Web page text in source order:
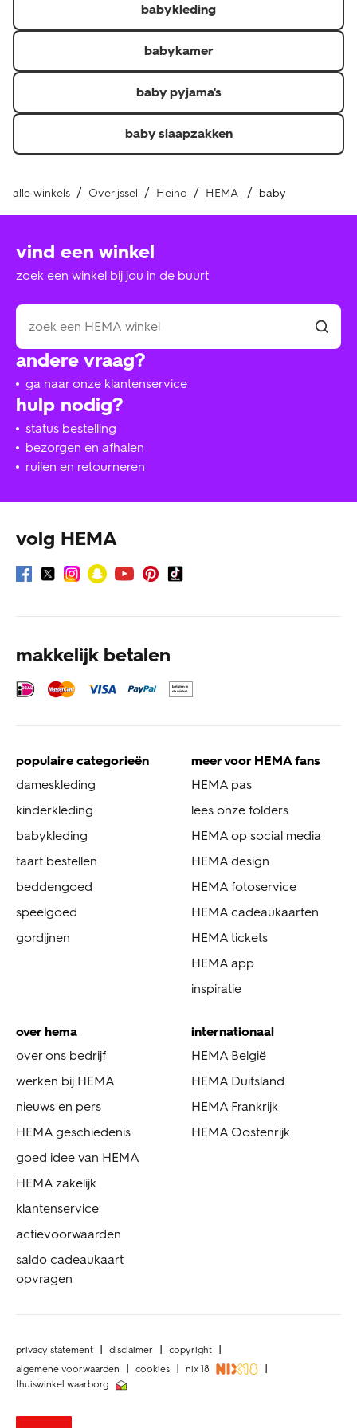
Je kunt de factuur, pakbon of QR-code voor een
thuislevering en kassabon of QR-code voor in de winkel
afgehaalde of gekochte producten laten zien.\r
Je hebt het artikel minder dan 30 dagen geleden
Retourneer je de hele bestelling? Dan krijg je je
verzendkosten of verwerkingskosten ook terug als je
babykleding
babykamer
baby pyjama's
baby slaapzakken
alle winkels Overijssel Heino HEMA baby
hulp nodig?
status bestelling
bezorgen en afhalen
ruilen en retourneren
andere vraag?
ga naar onze klantenservice
vind een winkel
zoek een winkel bij jou in de buurt
volg HEMA
makkelijk betalen
populaire categorieën
dameskleding
kinderkleding
babykleding
taart bestellen
beddengoed
speelgoed
gordijnen
meer voor HEMA fans
HEMA pas
lees onze folders
HEMA op social media
HEMA design
HEMA fotoservice
HEMA cadeaukaarten
HEMA tickets
HEMA app
inspiratie
over hema
over ons bedrijf
werken bij HEMA
nieuws en pers
HEMA geschiedenis
goed idee van HEMA
HEMA zakelijk
klantenservice
actievoorwaarden
saldo cadeaukaart
opvragen
internationaal
HEMA België
HEMA Duitsland
HEMA Frankrijk
HEMA Oostenrijk
privacy statement disclaimer
copyright
algemene voorwaarden
cookies
nix 18
thuiswinkel waarborg